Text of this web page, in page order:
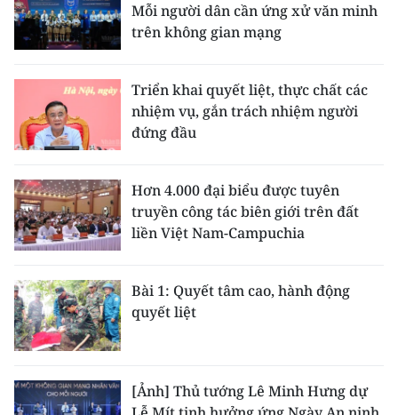
Mỗi người dân cần ứng xử văn minh
trên không gian mạng
Triển khai quyết liệt, thực chất các
nhiệm vụ, gắn trách nhiệm người
đứng đầu
Hơn 4.000 đại biểu được tuyên
truyền công tác biên giới trên đất
liền Việt Nam-Campuchia
Bài 1: Quyết tâm cao, hành động
quyết liệt
[Ảnh] Thủ tướng Lê Minh Hưng dự